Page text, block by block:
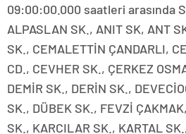
09:00:00.000 saatleri arasında
ALPASLAN SK., ANIT SK, ANT
SK., CEMALETTİN ÇANDARLI,
CD., CEVHER SK., ÇERKEZ
DEMİR SK., DERİN SK.,
SK., DÜBEK SK., FEVZİ
SK., KARCILAR SK., KARTAL